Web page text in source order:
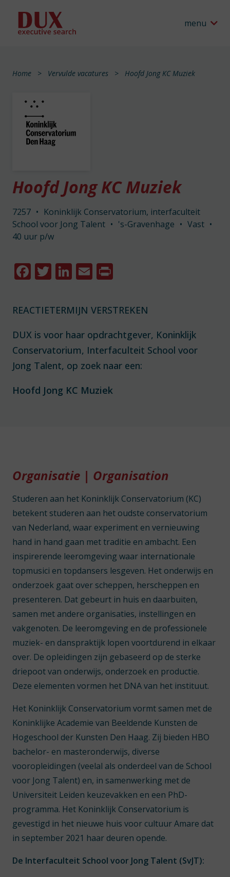
menu
Home Vervulde vacatures Hoofd Jong KC Muziek
Hoofd Jong KC Muziek
7257 • Koninklijk Conservatorium, interfaculteit
School voor Jong Talent • 's-Gravenhage • Vast •
40 uur p/w
Facebook
Twitter
LinkedIn
Email
REACTIETERMIJN VERSTREKEN
DUX is voor haar opdrachtgever, Koninklijk
Conservatorium, Interfaculteit School voor
Jong Talent, op zoek naar een:
Hoofd Jong KC Muziek
Organisatie | Organisation
Studeren aan het Koninklijk Conservatorium (KC)
betekent studeren aan het oudste conservatorium
van Nederland, waar experiment en vernieuwing
hand in hand gaan met traditie en ambacht. Een
inspirerende leeromgeving waar internationale
topmusici en topdansers lesgeven. Het onderwijs en
onderzoek gaat over scheppen, herscheppen en
presenteren. Dat gebeurt in huis en daarbuiten,
samen met andere organisaties, instellingen en
vakgenoten. De leeromgeving en de professionele
muziek- en danspraktijk lopen voortdurend in elkaar
over. De opleidingen zijn gebaseerd op de sterke
driepoot van onderwijs, onderzoek en productie.
Deze elementen vormen het DNA van het instituut.
Het Koninklijk Conservatorium vormt samen met de
Koninklijke Academie van Beeldende Kunsten de
Hogeschool der Kunsten Den Haag. Zij bieden HBO
bachelor- en masteronderwijs, diverse
vooropleidingen (veelal als onderdeel van de School
voor Jong Talent) en, in samenwerking met de
Universiteit Leiden keuzevakken en een PhD-
programma. Het Koninklijk Conservatorium is
gevestigd in het nieuwe huis voor cultuur Amare dat
in september 2021 haar deuren opende.
De Interfaculteit School voor Jong Talent (SvJT):